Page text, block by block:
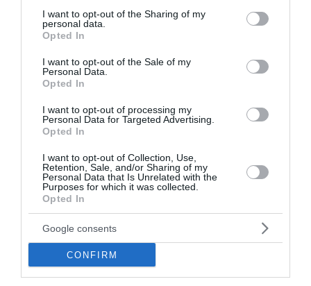
not limited to your visit or usage behaviour. You may click to
grant or deny consent to Google and its third-party tags to
use your data for below specified purposes in below Google
consent section.
I want to opt-out of the Sharing of my
personal data.
Opted In
I want to opt-out of the Sale of my
Personal Data.
Opted In
I want to opt-out of processing my
Personal Data for Targeted Advertising.
Opted In
I want to opt-out of Collection, Use,
Retention, Sale, and/or Sharing of my
Personal Data that Is Unrelated with the
Purposes for which it was collected.
Opted In
Google consents
CONFIRM
το ψηφιακό δελτίο αποστολής
των παραστατικών διακίνησης αποθεμάτων και τη
διαβίβασή τους στην πλατφόρμα myDATA εξέδωσε η
Ανεξάρτητη Αρχή Δημοσίων Εσόδων με νέα εγκύκλιο
που υπογράφει ο διοικ...
21:49 | 04 Αυγούστου 2026